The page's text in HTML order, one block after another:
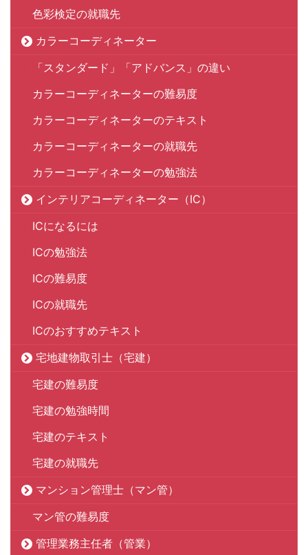
色彩検定の就職先
カラーコーディネーター
「スタンダード」「アドバンス」の違い
カラーコーディネーターの難易度
カラーコーディネーターのテキスト
カラーコーディネーターの就職先
カラーコーディネーターの勉強法
インテリアコーディネーター（IC）
ICになるには
ICの勉強法
ICの難易度
ICの就職先
ICのおすすめテキスト
宅地建物取引士（宅建）
宅建の難易度
宅建の勉強時間
宅建のテキスト
宅建の就職先
マンション管理士（マン管）
マン管の難易度
管理業務主任者（管業）